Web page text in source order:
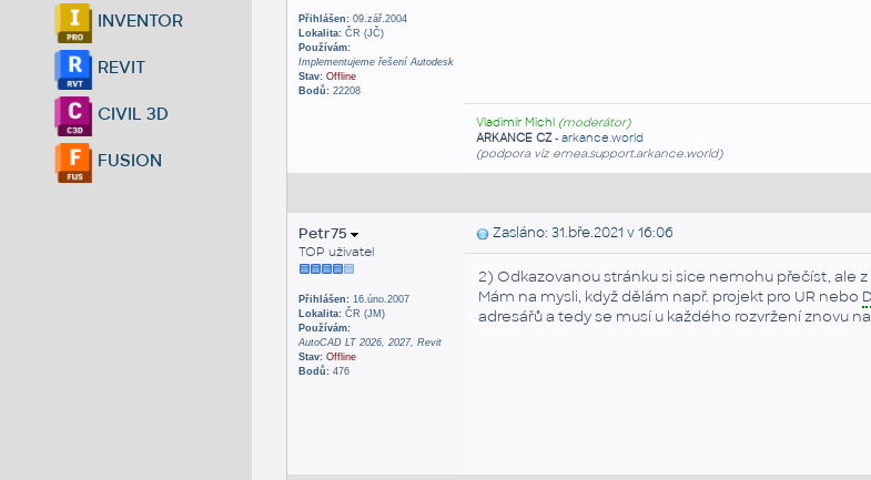
INVENTOR
REVIT
CIVIL 3D
FUSION
Přihlášen:09.zář.2004
Lokalita:ČR (JČ)
Používám:
Implementujeme řešení Autodesk
Stav: Offline
Bodů:22208
Vladimír Michl (moderátor)
ARKANCE CZ- arkance.world
(podpora viz emea.support.arkance.world)
Petr75
TOP uživatel
Přihlášen:16.úno.2007
Lokalita:ČR (JM)
Používám:
AutoCAD LT 2026, 2027, Revit
Stav: Offline
Bodů:476
Zasláno: 31.bře.2021 v 16:06
2) Odkazovanou stránku si sice nemohu přečíst, ale
Mám na mysli, když dělám např. projekt pro UR nebo
adresářů a tedy se musí u každého rozvržení znovu